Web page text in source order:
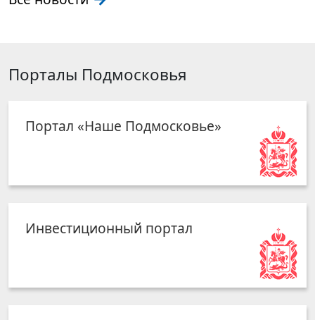
Порталы Подмосковья
Портал «Наше Подмосковье»
Инвестиционный портал